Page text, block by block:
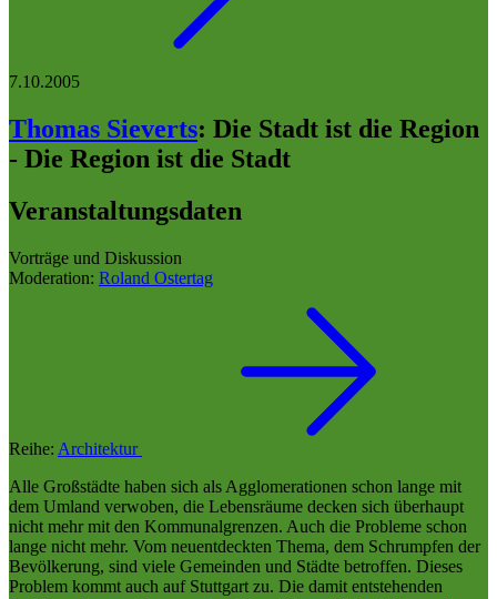
7.10.2005
Thomas Sieverts: Die Stadt ist die Region
- Die Region ist die Stadt
Veranstaltungsdaten
Vorträge und Diskussion
Moderation: Roland Ostertag
Reihe: Architektur
Alle Großstädte haben sich als Agglomerationen schon lange mit
dem Umland verwoben, die Lebensräume decken sich überhaupt
nicht mehr mit den Kommunalgrenzen. Auch die Probleme schon
lange nicht mehr. Vom neuentdeckten Thema, dem Schrumpfen der
Bevölkerung, sind viele Gemeinden und Städte betroffen. Dieses
Problem kommt auch auf Stuttgart zu. Die damit entstehenden